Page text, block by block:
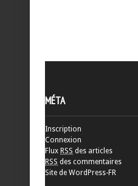
MÉTA
Inscription
Connexion
Flux RSS des articles
RSS des commentaires
Site de WordPress-FR